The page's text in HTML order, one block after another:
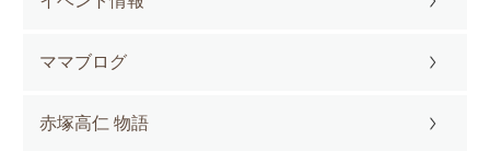
ママブログ
赤塚高仁 物語